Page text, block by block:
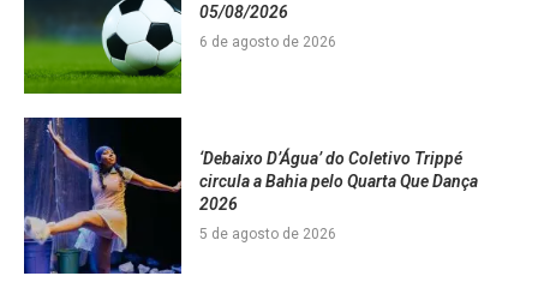
05/08/2026
6 de agosto de 2026
‘Debaixo D’Água’ do Coletivo Trippé
circula a Bahia pelo Quarta Que Dança
2026
5 de agosto de 2026